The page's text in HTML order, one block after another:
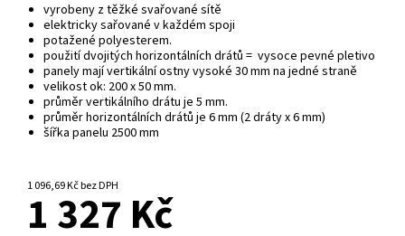
vyrobeny z těžké svařované sítě
elektricky sařované v každém spoji
potažené polyesterem.
použití dvojitých horizontálních drátů = vysoce pevné pletivo
panely mají vertikální ostny vysoké 30 mm na jedné straně
velikost ok: 200 x 50 mm.
průměr vertikálního drátu je 5 mm.
průměr horizontálních drátů je 6 mm (2 dráty x 6 mm)
šířka panelu 2500 mm
1 096,69 Kč bez DPH
1 327 Kč